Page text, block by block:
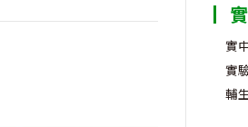
實
實
輔